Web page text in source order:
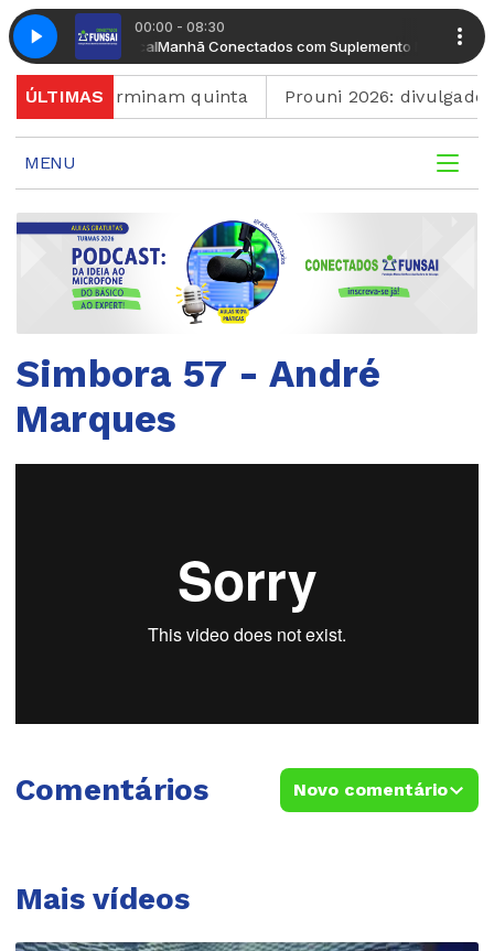
00:00 - 08:30
MusicalManhã Conectados com Suplemento Musical
ÚLTIMAS
terminam quinta Prouni 2026: divulgado
MENU
Simbora 57 - André
Marques
Mais vídeos
Comentários Novo comentário